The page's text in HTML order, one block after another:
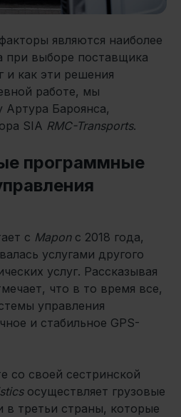
являются наиболее
при выборе поставщика
и как эти решения
работе, мы
Артура Бароянса,
SIA RMC-Transports.
программные
с Maponс 2018 года,
услугами другого
услуг. Рассказывая
что в то время все,
управления
и стабильное GPS-
со своей сестринской
осуществляет грузовые
в третьи страны, которые